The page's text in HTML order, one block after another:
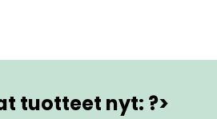
tuotteet nyt: ?>